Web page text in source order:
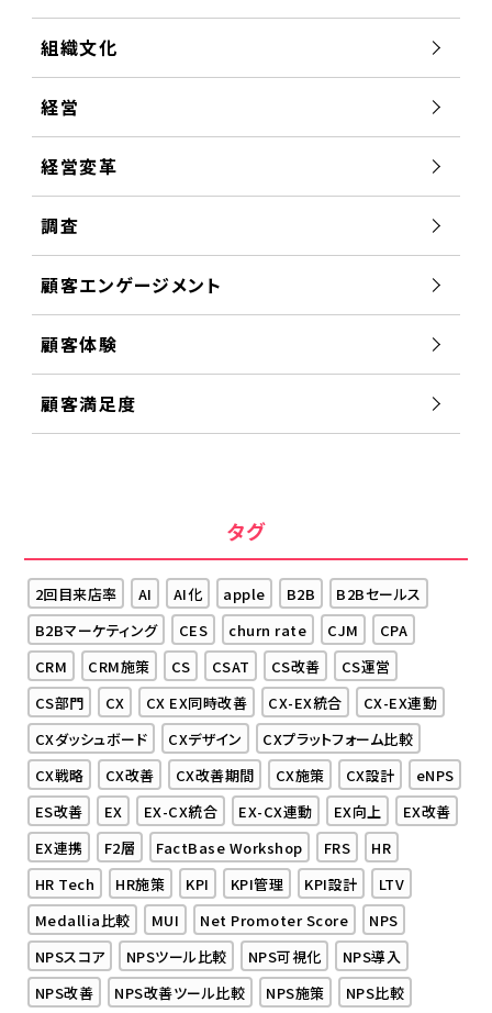
組織文化
経営
経営変革
調査
顧客エンゲージメント
顧客体験
顧客満足度
タグ
2回目来店率 AI AI化 apple B2B
B2Bセールス
B2Bマーケティング
CES churn rate CJM
CPA
CRM
CRM施策 CS CSAT CS改善
CS運営
CS部門
CX CX EX同時改善 CX-EX統合
CX-EX連動
CXダッシュボード
CXデザイン
CXプラットフォーム比較
CX戦略
CX改善 CX改善期間 CX施策 CX設計
eNPS
ES改善
EX EX-CX統合 EX-CX連動 EX向上
EX改善
EX連携
F2層 FactBase Workshop FRS
HR
HR Tech
HR施策 KPI KPI管理 KPI設計
LTV
Medallia比較
MUI Net Promoter Score
NPS
NPSスコア
NPSツール比較 NPS可視化
NPS導入
NPS改善
NPS改善ツール比較 NPS施策
NPS比較